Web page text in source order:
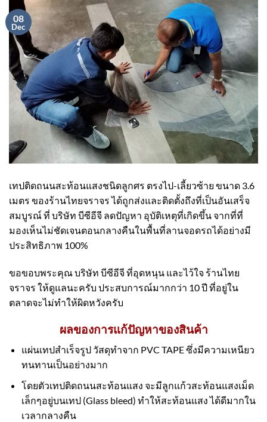
08
Dec
เทปติดถนนสะท้อนแสงชนิดลูกศร ตรงไป-เลี้ยวซ้าย ขนาด 3.6
เมตร ของร้านไทยจราจร ได้ถูกส่งและติดตั้งถึงที่เป็นอันเสร็จ
สมบูรณ์ ที่ บริษัท บีซีอีจี ลดปัญหา อุบัติเหตุที่เกิดขึ้น จากที่ที่
มองเห็นไม่ชัดเจนตอนกลางคืนในพื้นที่ลานจอดรถได้อย่างมี
ประสิทธิภาพ 100%
ขอขอบพระคุณ บริษัท บีซีอีจี ที่อุดหนุน และไว้ใจ ร้านไทย
จราจร ให้ดูแลนะครับ ประสบการณ์มากกว่า 10 ปี ที่อยู่ใน
ตลาดจะไม่ทำให้ผิดหวังครับ
ผลของการแก้ปัญหาของสินค้า
แผ่นเทปสำเร็จรูป วัสดุทำจาก PVC TAPE ซึ่งมีความเหนียว
ทนทานเป็นอย่างมาก
โดยตัวเทปติดถนนสะท้อนแสง จะมีลูกแก้วสะท้อนแสงเม็ด
เล็กๆอยู่บนเทป (Glass bleed) ทำให้สะท้อนแสง ได้ดีมากใน
เวลากลางคืน